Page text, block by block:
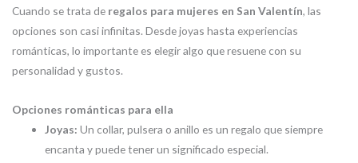
Cuando se trata de regalos para mujeres en San Valentín, las
opciones son casi infinitas. Desde joyas hasta experiencias
románticas, lo importante es elegir algo que resuene con su
personalidad y gustos.
Opciones románticas para ella
Joyas: Un collar, pulsera o anillo es un regalo que siempre
encanta y puede tener un significado especial.